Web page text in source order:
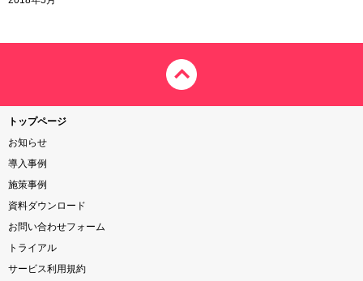
トップページ
お知らせ
導入事例
施策事例
資料ダウンロード
お問い合わせフォーム
トライアル
サービス利用規約